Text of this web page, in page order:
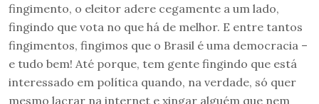
fingimento, o eleitor adere cegamente a um lado,
fingindo que vota no que há de melhor. E entre tantos
fingimentos, fingimos que o Brasil é uma democracia –
e tudo bem! Até porque, tem gente fingindo que está
interessado em política quando, na verdade, só quer
mesmo lacrar na internet e xingar alguém que nem